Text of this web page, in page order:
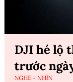
DJI hé lộ
trước
NGHE - NHÌN